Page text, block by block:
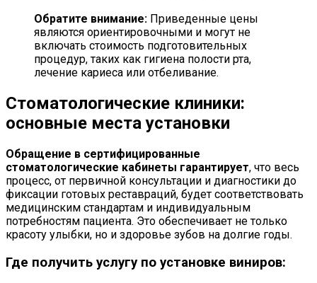
Обратите внимание: Приведенные цены
являются ориентировочными и могут не
включать стоимость подготовительных
процедур, таких как гигиена полости рта,
лечение кариеса или отбеливание.
Стоматологические клиники:
основные места установки
Обращение в сертифицированные
стоматологические кабинеты гарантирует, что весь
процесс, от первичной консультации и диагностики до
фиксации готовых реставраций, будет соответствовать
медицинским стандартам и индивидуальным
потребностям пациента. Это обеспечивает не только
красоту улыбки, но и здоровье зубов на долгие годы.
Где получить услугу по установке виниров: